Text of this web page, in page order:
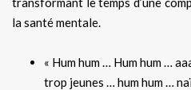
la santé mentale.
« Hum hum … Hum hum …
trop jeunes … hum hum …